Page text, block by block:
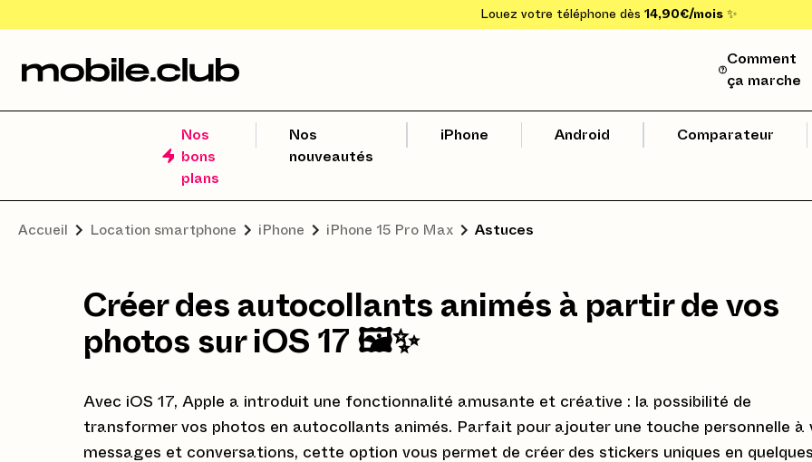
Louez votre téléphone dès 14,90€/mois ✨
Comment
ça marche
Nos
bons
plans
Nos
nouveautés
iPhone Android Comparateur
Accueil Location smartphone iPhone iPhone 15 Pro Max Astuces
Créer des autocollants animés à partir de vos
photos sur iOS 17 🖼️✨
Avec iOS 17, Apple a introduit une fonctionnalité amusante et créative : la possibilité de
transformer vos photos en autocollants animés. Parfait pour ajouter une touche personnelle à
messages et conversations, cette option vous permet de créer des stickers uniques en